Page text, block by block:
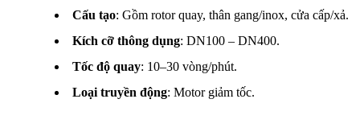
Cấu tạo: Gồm rotor quay, thân gang/inox, cửa cấp/xả.
Kích cỡ thông dụng: DN100 – DN400.
Tốc độ quay: 10–30 vòng/phút.
Loại truyền động: Motor giảm tốc.